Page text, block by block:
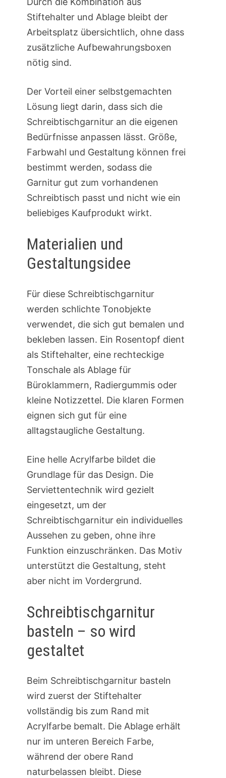
Stiftehalter und Ablage bleibt der
Arbeitsplatz übersichtlich, ohne dass
zusätzliche Aufbewahrungsboxen
nötig sind.
Der Vorteil einer selbstgemachten
Lösung liegt darin, dass sich die
Schreibtischgarnitur an die eigenen
Bedürfnisse anpassen lässt. Größe,
Farbwahl und Gestaltung können frei
bestimmt werden, sodass die
Garnitur gut zum vorhandenen
Schreibtisch passt und nicht wie ein
beliebiges Kaufprodukt wirkt.
Materialien und
Gestaltungsidee
Für diese Schreibtischgarnitur
werden schlichte Tonobjekte
verwendet, die sich gut bemalen und
bekleben lassen. Ein Rosentopf dient
als Stiftehalter, eine rechteckige
Tonschale als Ablage für
Büroklammern, Radiergummis oder
kleine Notizzettel. Die klaren Formen
eignen sich gut für eine
alltagstaugliche Gestaltung.
Eine helle Acrylfarbe bildet die
Grundlage für das Design. Die
Serviettentechnik wird gezielt
eingesetzt, um der
Schreibtischgarnitur ein individuelles
Aussehen zu geben, ohne ihre
Funktion einzuschränken. Das Motiv
unterstützt die Gestaltung, steht
aber nicht im Vordergrund.
Schreibtischgarnitur
basteln – so wird
gestaltet
Beim Schreibtischgarnitur basteln
wird zuerst der Stiftehalter
vollständig bis zum Rand mit
Acrylfarbe bemalt. Die Ablage erhält
nur im unteren Bereich Farbe,
während der obere Rand
naturbelassen bleibt. Diese